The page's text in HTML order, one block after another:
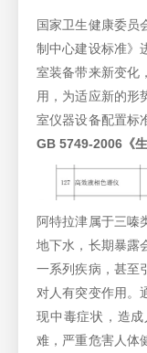
国家卫生健康委员
制中心建设标准》
室装备带来新变化
用，为适应新的形
室仪器设备配置标
GB 5749-2006 《
阿特拉津属于三嗪
地下水，长期暴露
一系列疾病，甚至
对人有突变作用。
现中毒症状，造
难，严重危害人体